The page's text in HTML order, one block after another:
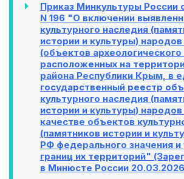
Приказ Минкультуры России
N 196 "О включении
культурного наследия
истории и культуры)
(объектов
расположенных на
района Республики Крым, в
государственный реестр
культурного наследия
истории и культуры)
качестве объектов
(памятников истории и
РФ федерального значения
границ их территорий"
в Минюсте России